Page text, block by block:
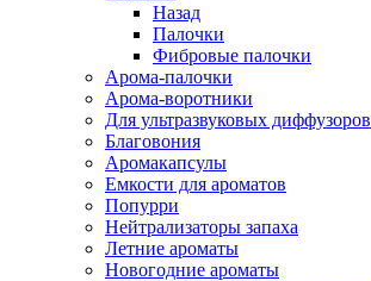
Назад
Палочки
Фибровые палочки
Арома-палочки
Арома-воротники
Для ультразвуковых диффузоров
Благовония
Аромакапсулы
Емкости для ароматов
Попурри
Нейтрализаторы запаха
Летние ароматы
Новогодние ароматы